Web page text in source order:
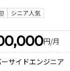
シニア人気
円/月
サイドエンジニア